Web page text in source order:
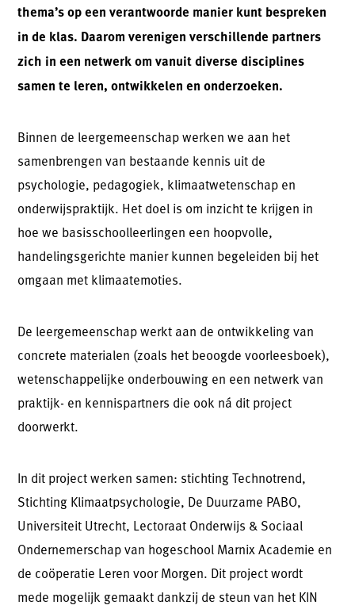
thema’s op een verantwoorde manier kunt bespreken
in de klas. Daarom verenigen verschillende partners
zich in een netwerk om vanuit diverse disciplines
samen te leren, ontwikkelen en onderzoeken.
Binnen de leergemeenschap werken we aan het
samenbrengen van bestaande kennis uit de
psychologie, pedagogiek, klimaatwetenschap en
onderwijspraktijk. Het doel is om inzicht te krijgen in
hoe we basisschoolleerlingen een hoopvolle,
handelingsgerichte manier kunnen begeleiden bij het
omgaan met klimaatemoties.
De leergemeenschap werkt aan de ontwikkeling van
concrete materialen (zoals het beoogde voorleesboek),
wetenschappelijke onderbouwing en een netwerk van
praktijk- en kennispartners die ook ná dit project
doorwerkt.
In dit project werken samen: stichting Technotrend,
Stichting Klimaatpsychologie, De Duurzame PABO,
Universiteit Utrecht, Lectoraat Onderwijs & Sociaal
Ondernemerschap van hogeschool Marnix Academie en
de coöperatie Leren voor Morgen. Dit project wordt
mede mogelijk gemaakt dankzij de steun van het KIN